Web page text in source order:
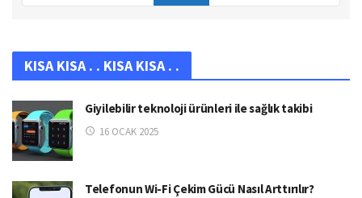
KISA KISA . . KISA KISA . .
Giyilebilir teknoloji ürünleri ile sağlık takibi
16 OCAK 2025
Telefonun Wi-Fi Çekim Gücü Nasıl Arttırılır?